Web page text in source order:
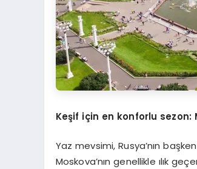
Keşif için en konforlu
Yaz mevsimi, Rusya’nın
Moskova’nın genellikle ılık